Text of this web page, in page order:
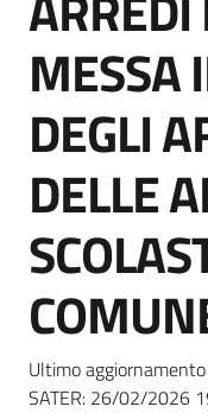
MESSA
DEGLI
DELLE
Ultimo
SATER: 26/02/2026